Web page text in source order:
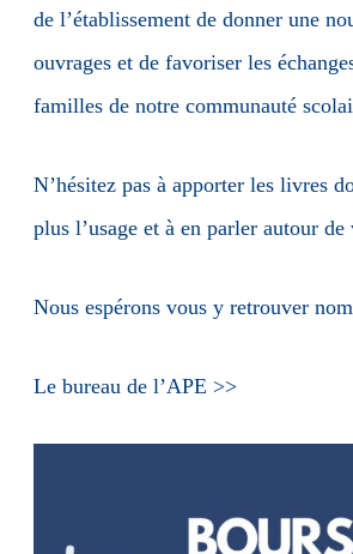
de l’établissement de donner une
ouvrages et de favoriser les
familles de notre communauté
N’hésitez pas à apporter les livres
plus l’usage et à en parler autour de
Nous espérons vous y retrouver
Le bureau de l’APE >>